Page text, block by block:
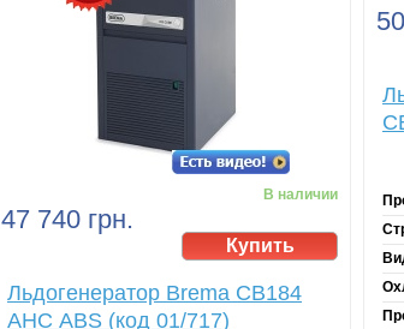
47 740 грн.
В наличии
Льдогенератор Brema CB184
АHC АВS (код 01/717)